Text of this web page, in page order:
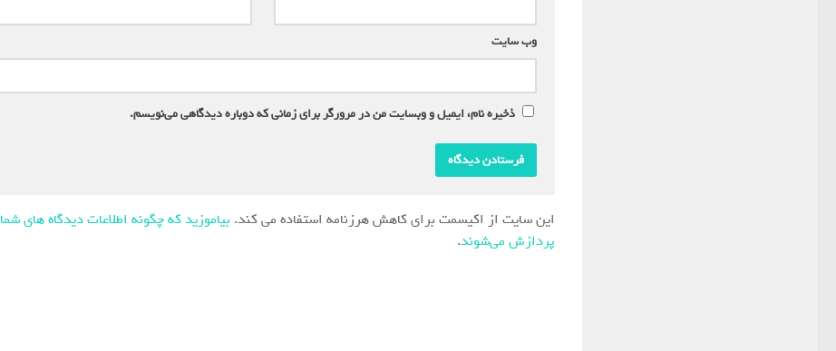
وب‌ سایت
ذخیره نام، ایمیل و وبسایت من در مرورگر برای زمانی که دوباره دیدگاهی می‌نویسم.
این سایت از اکیسمت برای کاهش هرزنامه استفاده می کند. بیاموزید که چگونه اطلاعات دیدگاه های شما
پردازش می‌شوند.